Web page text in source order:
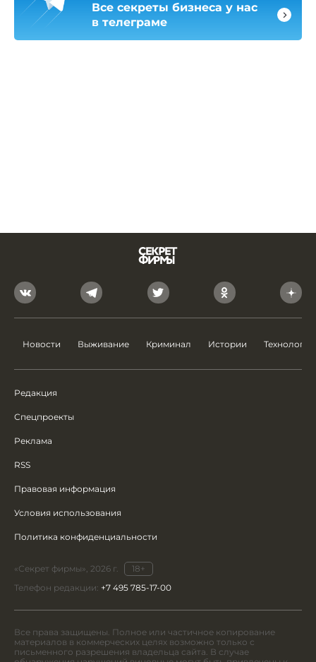
Все секреты бизнеса у нас
в телеграме
Новости Выживание Криминал Истории Технологии
Редакция
Спецпроекты
Реклама
RSS
Правовая информация
Условия использования
Политика конфиденциальности
«Секрет фирмы», 2026 г.
18+
Телефон редакции: +7 495 785-17-00
Все права защищены. Полное или частичное копирование
материалов в коммерческих целях возможно только с
письменного разрешения владельца сайта. В случае